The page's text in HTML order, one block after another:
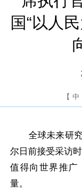
国“以人
【 中
全球未来研究
尔日前接受采访
值得向世界推广
量。